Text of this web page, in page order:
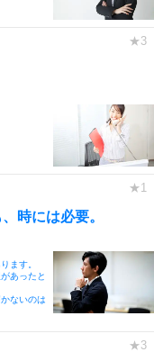
時には必要。
ます。
あったと
ないのは